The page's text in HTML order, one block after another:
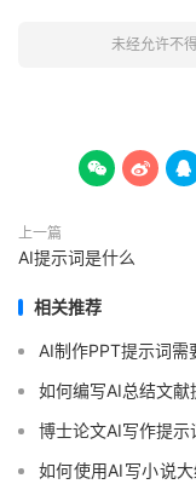
未经允许不得
  
上一篇
AI提示词是什么
相关推荐
AI制作PPT提示词需
如何编写AI总结文献
博士论文AI写作提示
如何使用AI写小说